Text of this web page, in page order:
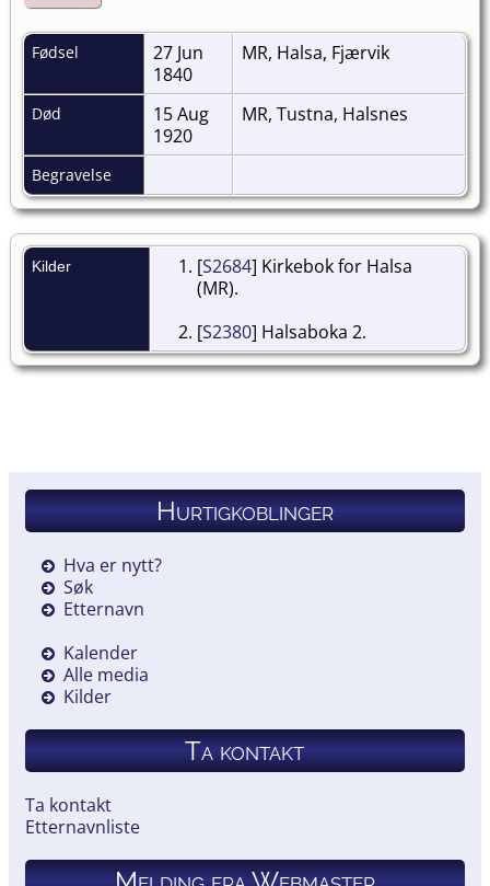
Fødsel
27 Jun
1840
MR, Halsa, Fjærvik
Død
15 Aug
1920
MR, Tustna, Halsnes
Begravelse
Kilder [S2684] Kirkebok for Halsa
(MR).
[S2380] Halsaboka 2.
Hurtigkoblinger
Hva er nytt?
Søk
Etternavn
Kalender
Alle media
Kilder
Ta kontakt
Ta kontakt
Etternavnliste